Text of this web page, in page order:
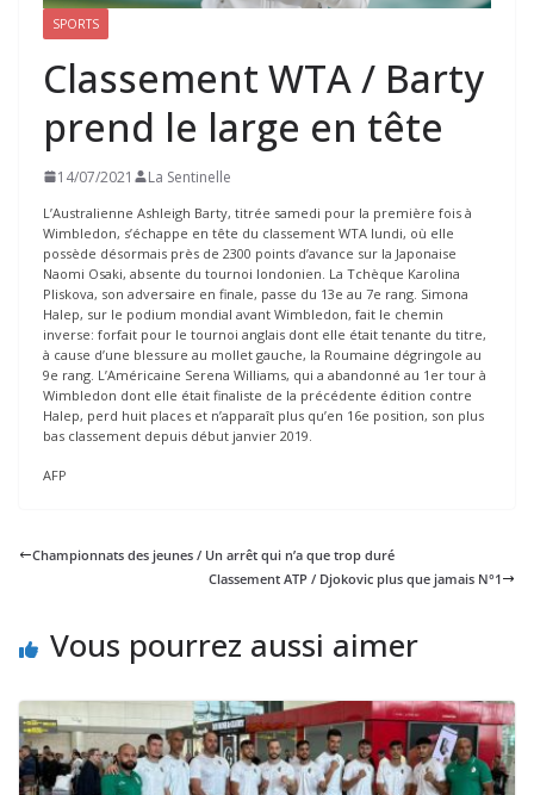
SPORTS
Classement WTA / Barty
prend le large en tête
14/07/2021 La Sentinelle
L’Australienne Ashleigh Barty, titrée samedi pour la première fois à
Wimbledon, s’échappe en tête du classement WTA lundi, où elle
possède désormais près de 2300 points d’avance sur la Japonaise
Naomi Osaki, absente du tournoi londonien. La Tchèque Karolina
Pliskova, son adversaire en finale, passe du 13e au 7e rang. Simona
Halep, sur le podium mondial avant Wimbledon, fait le chemin
inverse: forfait pour le tournoi anglais dont elle était tenante du titre,
à cause d’une blessure au mollet gauche, la Roumaine dégringole au
9e rang. L’Américaine Serena Williams, qui a abandonné au 1er tour à
Wimbledon dont elle était finaliste de la précédente édition contre
Halep, perd huit places et n’apparaît plus qu’en 16e position, son plus
bas classement depuis début janvier 2019.
AFP
Championnats des jeunes / Un arrêt qui n’a que trop duré
Classement ATP / Djokovic plus que jamais N°1
Vous pourrez aussi aimer